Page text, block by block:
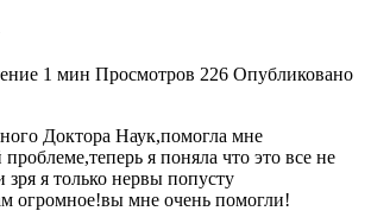
1 мин Просмотров 226 Опубликовано
Доктора Наук,помогла мне
проблеме,теперь я поняла что это все не
я только нервы попусту
огромное!вы мне очень помогли!